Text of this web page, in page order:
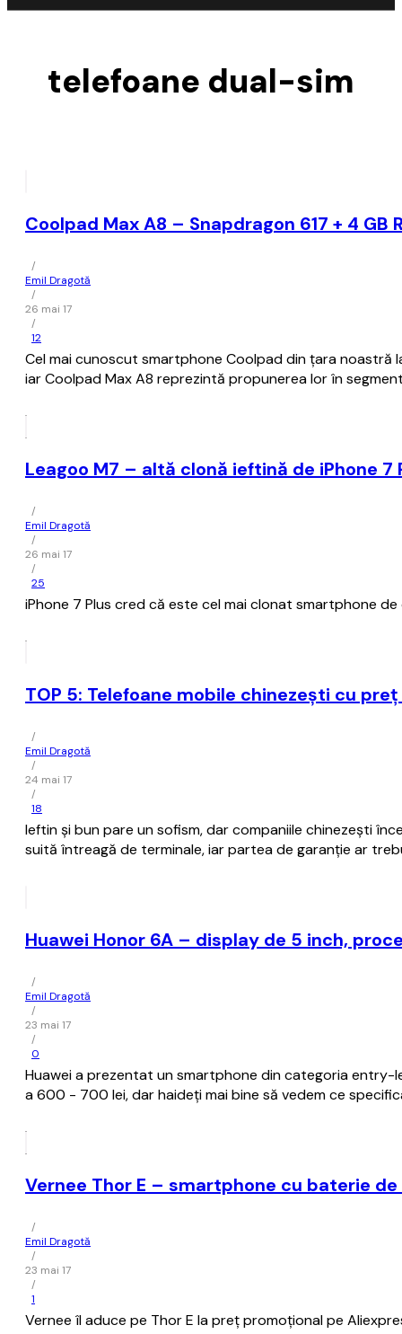
telefoane dual-sim
Coolpad Max A8 – Snapdragon 617 + 4 GB
/
Emil Dragotă
/
26 mai 17
/
12
Cel mai cunoscut smartphone Coolpad din țara noastră
iar Coolpad Max A8 reprezintă propunerea lor în
Leagoo M7 – altă clonă ieftină de iPhone 7
/
Emil Dragotă
/
26 mai 17
/
25
iPhone 7 Plus cred că este cel mai clonat smartphone
TOP 5: Telefoane mobile chinezești cu
/
Emil Dragotă
/
24 mai 17
/
18
Ieftin și bun pare un sofism, dar companiile chinezești
suită întreagă de terminale, iar partea de garanție ar
Huawei Honor 6A – display de 5 inch,
/
Emil Dragotă
/
23 mai 17
/
0
Huawei a prezentat un smartphone din categoria entry-
a 600 - 700 lei, dar haideți mai bine să vedem ce
Vernee Thor E – smartphone cu baterie de
/
Emil Dragotă
/
23 mai 17
/
1
Vernee îl aduce pe Thor E la preț promoțional pe